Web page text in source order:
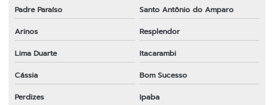
Padre Paraíso
Santo Antônio do Amparo
Arinos
Resplendor
Lima Duarte
Itacarambi
Cássia
Bom Sucesso
Perdizes
Ipaba